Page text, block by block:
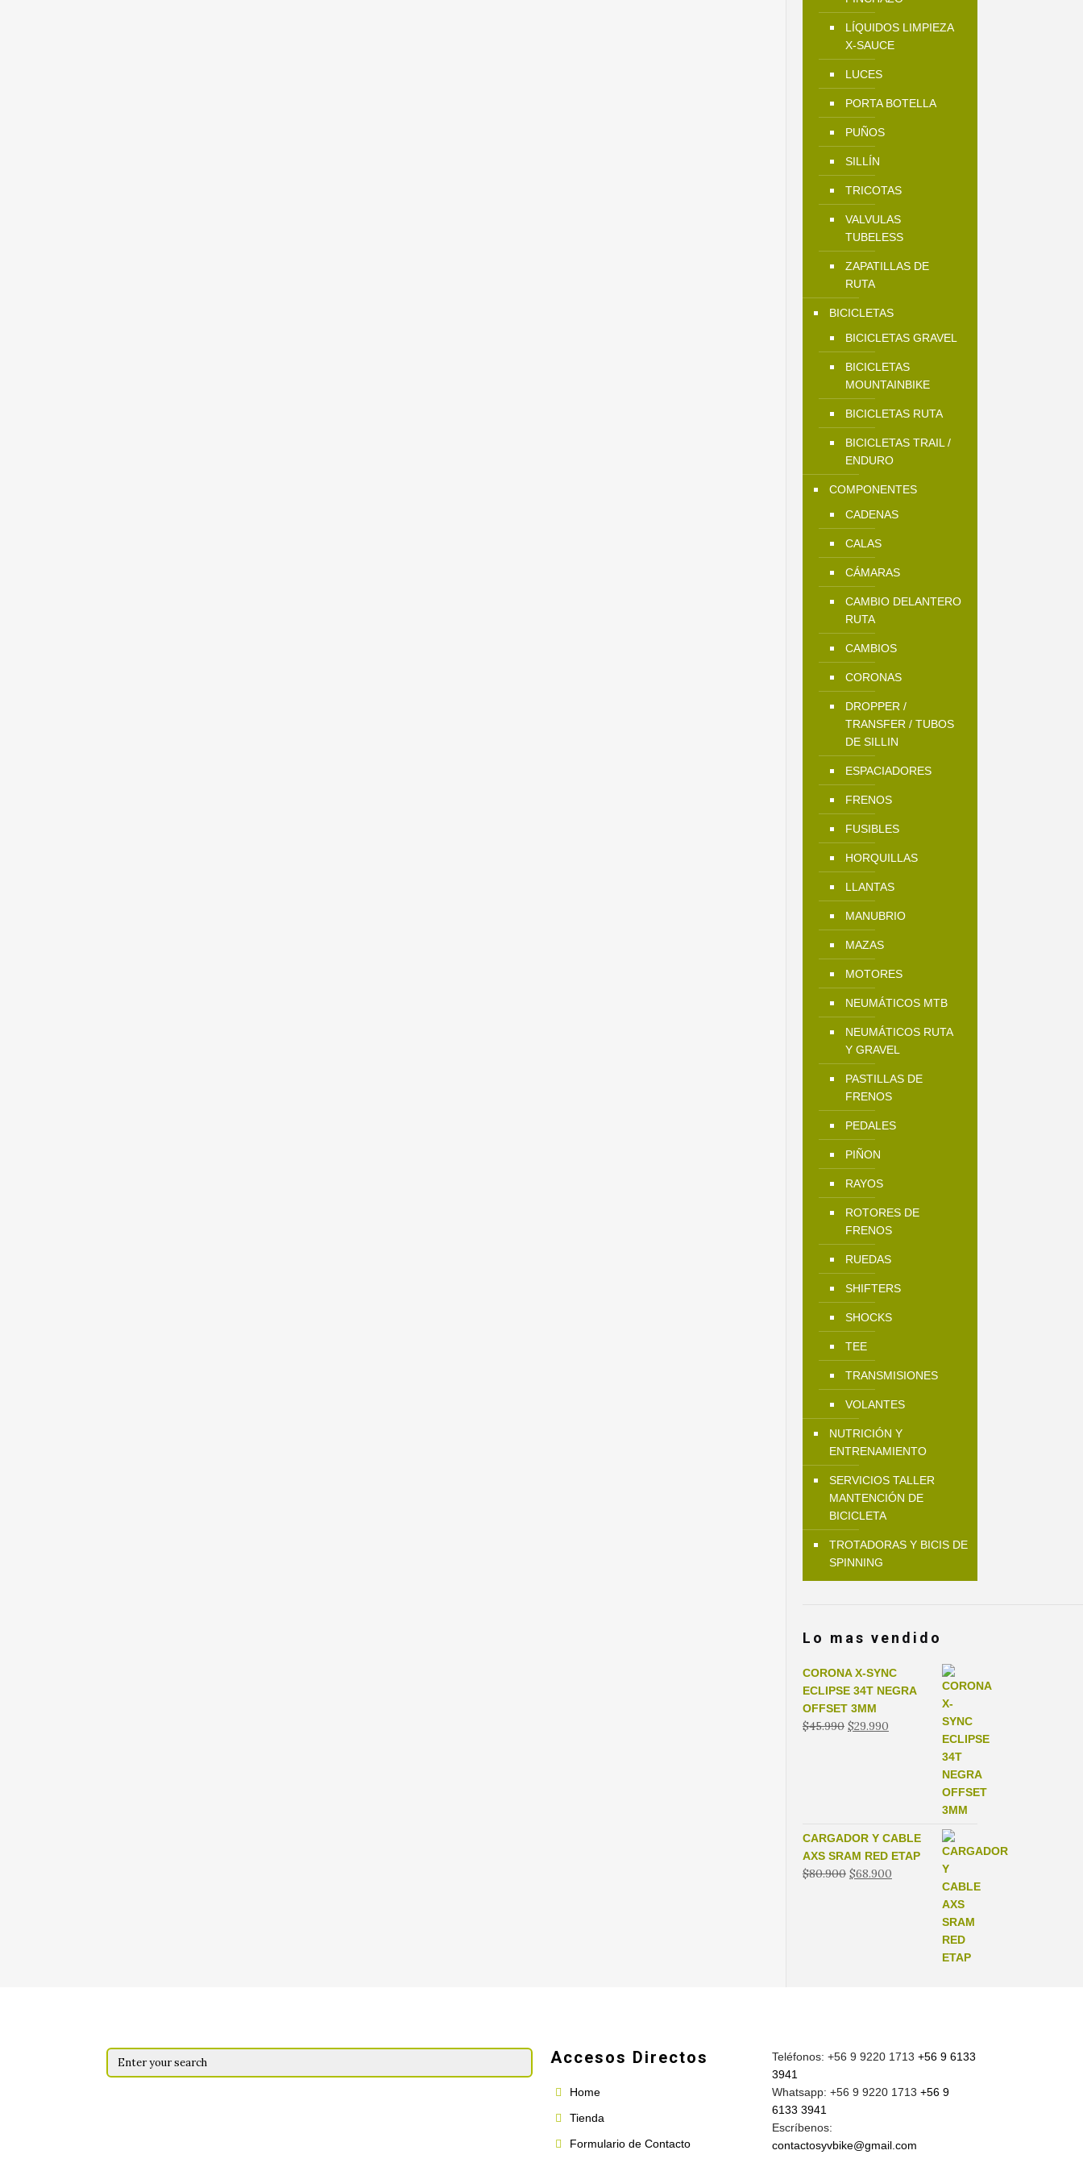
LÍQUIDOS LIMPIEZA
X-SAUCE
LUCES
PORTA BOTELLA
PUÑOS
SILLÍN
TRICOTAS
VALVULAS
TUBELESS
ZAPATILLAS DE
RUTA
BICICLETAS
BICICLETAS GRAVEL
BICICLETAS
MOUNTAINBIKE
BICICLETAS RUTA
BICICLETAS TRAIL /
ENDURO
COMPONENTES
CADENAS
CALAS
CÁMARAS
CAMBIO DELANTERO
RUTA
CAMBIOS
CORONAS
DROPPER /
TRANSFER / TUBOS
DE SILLIN
ESPACIADORES
FRENOS
FUSIBLES
HORQUILLAS
LLANTAS
MANUBRIO
MAZAS
MOTORES
NEUMÁTICOS MTB
NEUMÁTICOS RUTA
Y GRAVEL
PASTILLAS DE
FRENOS
PEDALES
PIÑON
RAYOS
ROTORES DE
FRENOS
RUEDAS
SHIFTERS
SHOCKS
TEE
TRANSMISIONES
VOLANTES
NUTRICIÓN Y
ENTRENAMIENTO
SERVICIOS TALLER
MANTENCIÓN DE
BICICLETA
TROTADORAS Y BICIS DE
SPINNING
Lo mas vendido
CORONA X-SYNC
ECLIPSE 34T NEGRA
OFFSET 3MM
$45.990 El
$29.990El
CARGADOR Y CABLE
AXS SRAM RED ETAP
$80.900 El
$68.900El
Accesos Directos
Home
Tienda
Formulario de Contacto
Teléfonos: +56 9 9220 1713+56 9 6133
3941
Whatsapp: +56 9 9220 1713+56 9
6133 3941
Escríbenos:
contactosyvbike@gmail.com